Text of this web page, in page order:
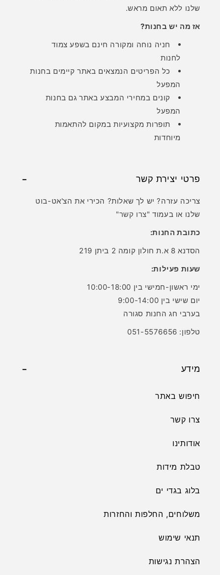
שלנו ללא תאום מראש.
אז מה יש בחנות?
חניה נוחה ומקורה חינם בשפע צמוד
לחנות
כל הפריטים הנמצאים באתר קיימים בחנות
המפעל
קונים במחירי המבצע באתר גם בחנות
המפעל
תופרות מקצועיות במקום להתאמות
מיוחדות
פרטי יצירת קשר
צריכה עזרה? יש לך שאלות? הכירי את הצ'אט-בוט
שלנו או בעמוד "צרו קשר"
כתובת החנות:
הסדנא 8 א.ת חולון קומה 2 ביתן 219
שעות פעילות:
ימי ראשון-חמישי בין 10:00-18:00
יום שישי בין 9:00-14:00
בערבי חג החנות סגורה
טלפון: 051-5576656
מידע
חיפוש באתר
צרו קשר
אודותינו
טבלת מידות
בלוג בגדי ים
משלוחים, החלפות והחזרות
תנאי שימוש
הצהרת נגישות